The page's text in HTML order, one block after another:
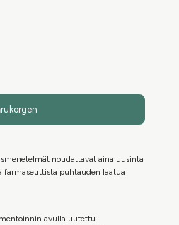
noudattavat aina uusinta
farmaseuttista puhtauden laatua
avulla uutettu